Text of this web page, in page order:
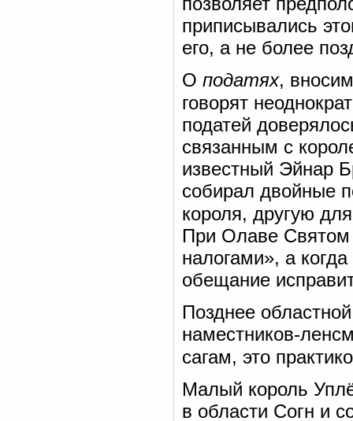
приписывались
его, а не более
О податях,
говорят
податей
связанным с
известный Эйнар
собирал двойные
короля, другую
При Олаве Святом
налогами», а
обещание
Позднее
наместников-
сагам, это
Малый король
в области Согн и